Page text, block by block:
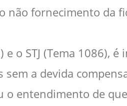
não fornecimento da
e o STJ (Tema 1086),
a devida
o entendimento de